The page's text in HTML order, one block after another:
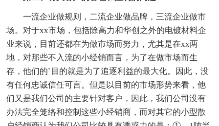
一流企业做规则，二流企业做品牌，三流企业做市
场。对于xx市场，包括除高力和华创之外的电镀材料企
业来说，目前还都在为做市场而努力，尤其是在xx两
地，对那些不入流的小经销而言，为了在做市场而生
存，他们的`目的就是为了追逐利益的最大化。因此，没
有任何忠诚信任可言。但是以目前的市场形势来看，他
们又是我们公司的主要针对客户，因此，我们公司没有
办法完全笼络和控制这些小经销商，而对其它的小型散